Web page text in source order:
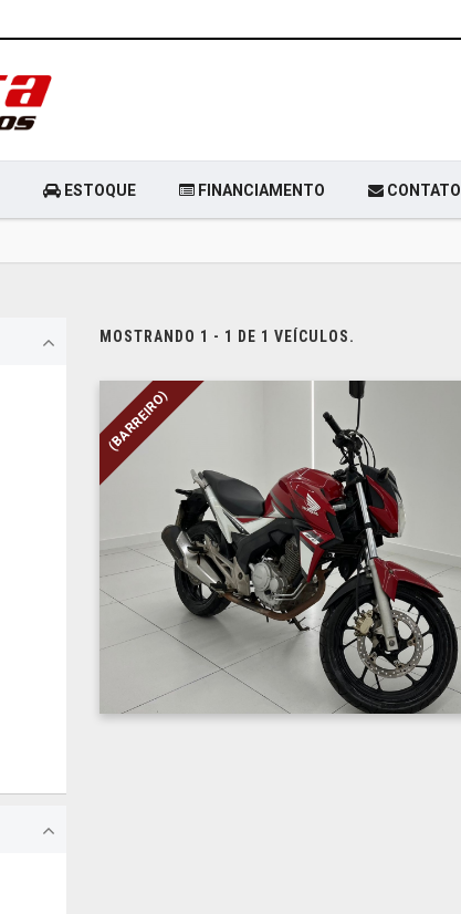
ESTOQUE FINANCIAMENTO CONTATO
MOSTRANDO 1 - 1 DE 1 VEÍCULOS.
(BARREIRO)